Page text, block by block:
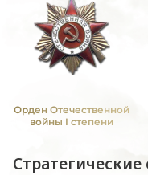
Орден Отечественной
войны I степени